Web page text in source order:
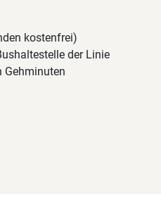
kostenfrei)
der Linie
Gehminuten